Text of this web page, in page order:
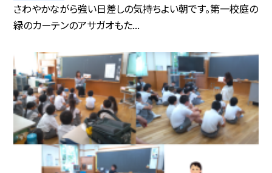
さわやかながら強い日差しの気持ちよい朝です。第一校庭の
緑のカーテンのアサガオもた...